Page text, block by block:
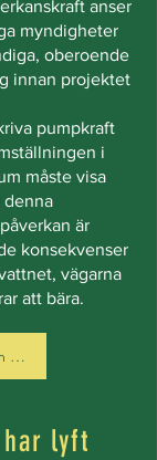
anser
myndigheter
oberoende
innan projektet
pumpkraft
i
måste visa
denna
är
konsekvenser
vägarna
att bära.
Läs mer om våra frågor och krav i yttrandet
har lyft